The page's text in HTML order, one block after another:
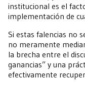
institucional es el
implementación de
Si estas falencias no
no meramente
la brecha entre el
ganancias” y una
efectivamente